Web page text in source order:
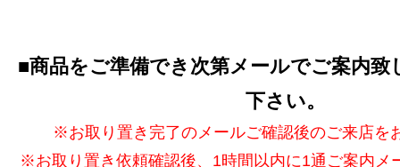
■商品をご準備でき次第メールでご案内致
下さい。
※お取り置き完了のメールご確認後のご来店を
※お取り置き依頼確認後、1時間以内に1通ご案内メ